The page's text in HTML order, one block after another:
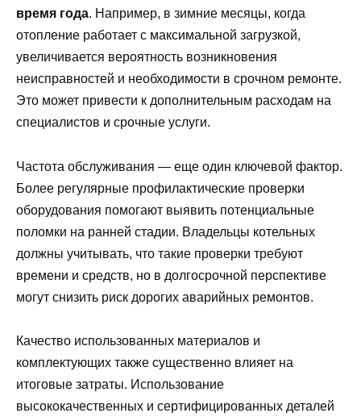
время года. Например, в зимние месяцы, когда
отопление работает с максимальной загрузкой,
увеличивается вероятность возникновения
неисправностей и необходимости в срочном ремонте.
Это может привести к дополнительным расходам на
специалистов и срочные услуги.
Частота обслуживания — еще один ключевой фактор.
Более регулярные профилактические проверки
оборудования помогают выявить потенциальные
поломки на ранней стадии. Владельцы котельных
должны учитывать, что такие проверки требуют
времени и средств, но в долгосрочной перспективе
могут снизить риск дорогих аварийных ремонтов.
Качество использованных материалов и
комплектующих также существенно влияет на
итоговые затраты. Использование
высококачественных и сертифицированных деталей